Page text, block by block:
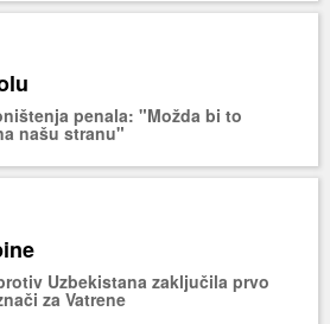
penala: "Možda bi to
našu stranu"
Uzbekistana zaključila prvo
za Vatrene